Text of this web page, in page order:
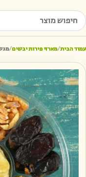
חיפוש מוצר
עמוד הבית/מארזי פירות יבשים/